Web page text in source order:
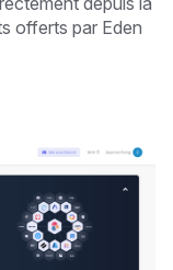
offerts par Eden